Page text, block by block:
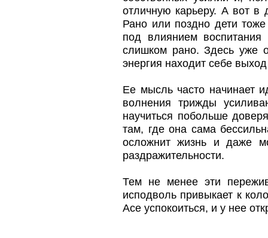
отличную карьеру. А вот в
Рано или поздно дети
под влиянием воспитания
слишком рано. Здесь уже
энергия находит себе
Ее мысль часто начинает
волнения трижды
научиться побольше
там, где она сама
осложнит жизнь и даже
раздражительности.
Тем не менее эти
исподволь привыкает к
Асе успокоиться, и у нее